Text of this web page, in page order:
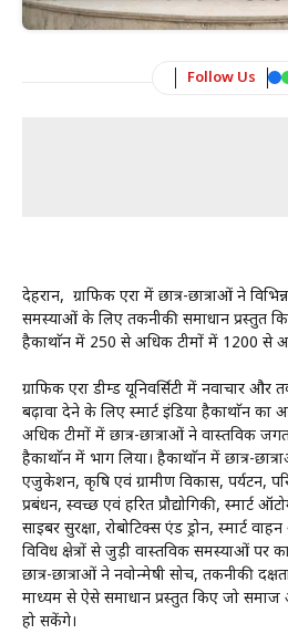
Follow Us
देहरादून, ग्राफिक एरा में छात्र-छात्राओं ने
समस्याओं के लिए तकनीकी समाधान प्रस्तुत
हैकाथाॅन में 250 से अधिक टीमों में 1200 से
ग्राफिक एरा डीम्ड यूनिवर्सिटी में नवाचार
बढ़ावा देने के लिए स्मार्ट इंडिया हैकाथाॅन
अधिक टीमों में छात्र-छात्राओं ने वास्तविक
हैकाथाॅन में भाग लिया। हैकाथाॅन में छात्र-
एजुकेशन, कृषि एवं ग्रामीण विकास, पर्यटन,
प्रबंधन, स्वच्छ एवं हरित प्रौद्योगिकी, स्मार्ट
साइबर सुरक्षा, रोबोटिक्स एंड ड्रोन, स्मार्ट
विविध क्षेत्रों से जुड़ी वास्तविक समस्याओं पर
छात्र-छात्राओं ने नवोन्मेषी सोच, तकनीकी
माध्यम से ऐसे समाधान प्रस्तुत किए जो समाज
हो सकेंगे।